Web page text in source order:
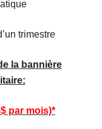
trimestre
la bannière
par mois)*